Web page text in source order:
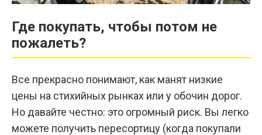
Где покупать, чтобы потом не
пожалеть?
Все прекрасно понимают, как манят низкие
цены на стихийных рынках или у обочин дорог.
Но давайте честно: это огромный риск. Вы легко
можете получить пересортицу (когда покупали